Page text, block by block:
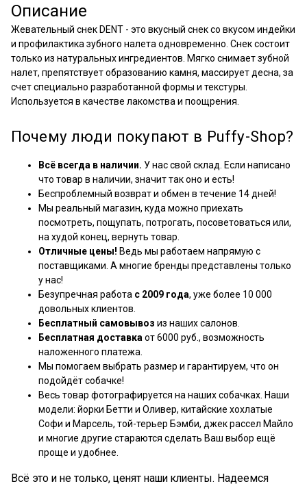
Описание
Жевательный снек DENT - это вкусный снек со вкусом индейки
и профилактика зубного налета одновременно. Снек состоит
только из натуральных ингредиентов. Мягко снимает зубной
налет, препятствует образованию камня, массирует десна, за
счет специально разработанной формы и текстуры.
Используется в качестве лакомства и поощрения.
Почему люди покупают в Puffy-Shop?
Всё всегда в наличии. У нас свой склад. Если написано
что товар в наличии, значит так оно и есть!
Беспроблемный возврат и обмен в течение 14 дней!
Мы реальный магазин, куда можно приехать
посмотреть, пощупать, потрогать, посоветоваться или,
на худой конец, вернуть товар.
Отличные цены! Ведь мы работаем напрямую с
поставщиками. А многие бренды представлены только
у нас!
Безупречная работа с 2009 года, уже более 10 000
довольных клиентов.
Бесплатный самовывоз из наших салонов.
Бесплатная доставка от 6000 руб., возможность
наложенного платежа.
Мы помогаем выбрать размер и гарантируем, что он
подойдёт собачке!
Весь товар фотографируется на наших собачках. Наши
модели: йорки Бетти и Оливер, китайские хохлатые
Софи и Марсель, той-терьер Бэмби, джек рассел Майло
и многие другие стараются сделать Ваш выбор ещё
проще и удобнее.
Всё это и не только, ценят наши клиенты. Надеемся